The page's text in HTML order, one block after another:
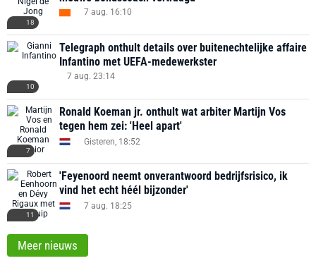
18
7 aug. 16:10
10
Telegraph onthult details over buitenechtelijke affaire
Infantino met UEFA-medewerkster
7 aug. 23:14
7
Ronald Koeman jr. onthult wat arbiter Martijn Vos
tegen hem zei: 'Heel apart'
Gisteren, 18:52
11
'Feyenoord neemt onverantwoord bedrijfsrisico, ik
vind het echt héél bijzonder'
7 aug. 18:25
Meer nieuws